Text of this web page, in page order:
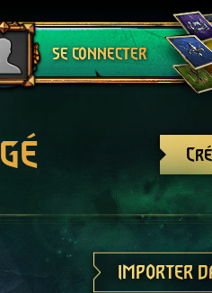
SE CONNECTER
Se déconnecter
IMPORTER